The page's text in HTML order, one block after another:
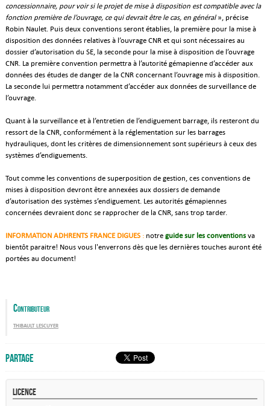
concessionnaire, pour voir si le projet de mise à disposition est compatible avec la
fonction première de l’ouvrage, ce qui devrait être le cas, en général», précise
Robin Naulet. Puis deux conventions seront établies, la première pour la mise à
disposition des données relatives à l’ouvrage CNR et qui sont nécessaires au
dossier d’autorisation du SE, la seconde pour la mise à disposition de l’ouvrage
CNR. La première convention permettra à l’autorité gémapienne d’accéder aux
données des études de danger de la CNR concernant l’ouvrage mis à disposition.
La seconde lui permettra notamment d’accéder aux données de surveillance de
l’ouvrage.
Quant à la surveillance et à l’entretien de l’endiguement barrage, ils resteront du
ressort de la CNR, conformément à la réglementation sur les barrages
hydrauliques, dont les critères de dimensionnement sont supérieurs à ceux des
systèmes d’endiguements.
Tout comme les conventions de superposition de gestion, ces conventions de
mises à disposition devront être annexées aux dossiers de demande
d’autorisation des systèmes s’endiguement. Les autorités gémapiennes
concernées devraient donc se rapprocher de la CNR, sans trop tarder.
INFORMATION ADHRENTS FRANCE DIGUES:notre guide sur les conventionsva
bientôt paraitre! Nous vous l'enverrons dès que les dernières touches auront été
portées au document!
Contributeur
thibault lescuyer
Partage
Licence